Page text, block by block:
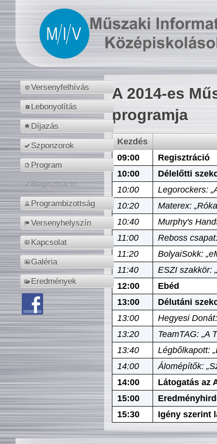
Versenyfelhívás
Lebonyolítás
Díjazás
Szponzorok
Program
Regisztráció
Programbizottság
Versenyhelyszín
Kapcsolat
Galéria
Eredmények
A 2014-es
programja
Kezdés
09:00
Regisztráció
10:00
Délelőtti
10:00
Legorockers:
10:20
Materex:
10:40
Murphy's
11:00
Reboss
11:20
BolyaiSokk:
11:40
ESZI szakkör:
12:00
Ebéd
13:00
Délutáni
13:00
Hegyesi
13:20
TeamTAG: „A
13:40
Légbőlkapott:
14:00
Álomépítők:
14:00
Látogatás az
15:00
15:30
Igény szerint